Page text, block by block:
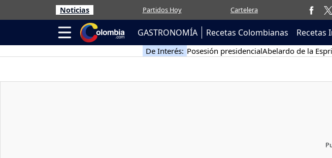
Noticias Partidos Hoy Cartelera
GASTRONOMÍA Recetas Colombianas Recetas
De Interés: Posesión presidencialAbelardo de la